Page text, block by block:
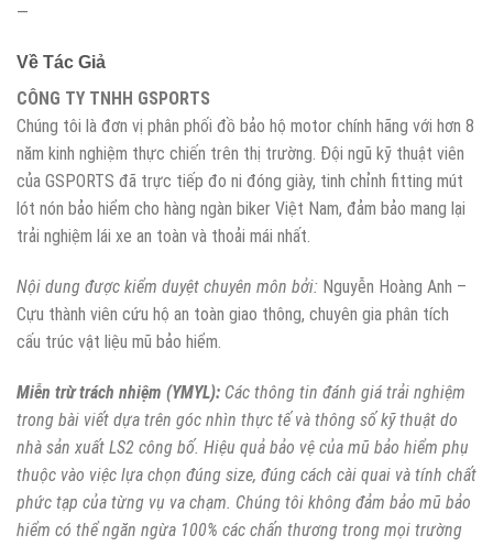
—
Về Tác Giả
CÔNG TY TNHH GSPORTS
Chúng tôi là đơn vị phân phối đồ bảo hộ motor chính hãng với hơn 8
năm kinh nghiệm thực chiến trên thị trường. Đội ngũ kỹ thuật viên
của GSPORTS đã trực tiếp đo ni đóng giày, tinh chỉnh fitting mút
lót nón bảo hiểm cho hàng ngàn biker Việt Nam, đảm bảo mang lại
trải nghiệm lái xe an toàn và thoải mái nhất.
Nội dung được kiểm duyệt chuyên môn bởi: Nguyễn Hoàng Anh –
Cựu thành viên cứu hộ an toàn giao thông, chuyên gia phân tích
cấu trúc vật liệu mũ bảo hiểm.
Miễn trừ trách nhiệm (YMYL): Các thông tin đánh giá trải nghiệm
trong bài viết dựa trên góc nhìn thực tế và thông số kỹ thuật do
nhà sản xuất LS2 công bố. Hiệu quả bảo vệ của mũ bảo hiểm phụ
thuộc vào việc lựa chọn đúng size, đúng cách cài quai và tính chất
phức tạp của từng vụ va chạm. Chúng tôi không đảm bảo mũ bảo
hiểm có thể ngăn ngừa 100% các chấn thương trong mọi trường